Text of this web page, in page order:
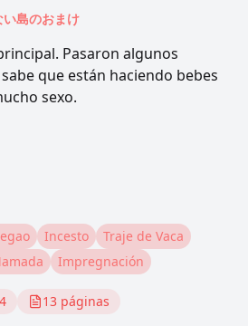
島のおまけ
Pasaron algunos
que están haciendo bebes
sexo.
Incesto
Traje de Vaca
Impregnación
13 páginas